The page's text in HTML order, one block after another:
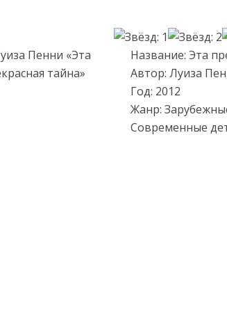
Название: Эта
Автор: Луиза
Год: 2012
Жанр:
Современные